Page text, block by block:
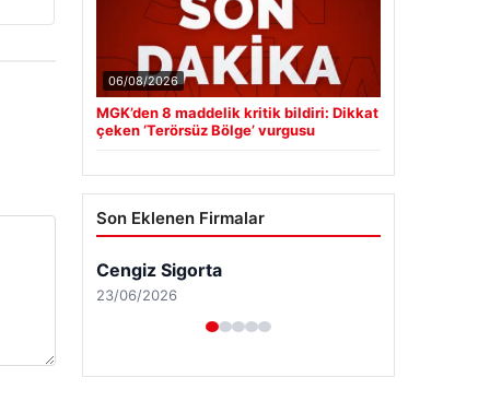
06/08/2026
MGK’den 8 maddelik kritik bildiri: Dikkat
çeken ‘Terörsüz Bölge’ vurgusu
Son Eklenen Firmalar
Cengiz Sigorta
23/06/2026